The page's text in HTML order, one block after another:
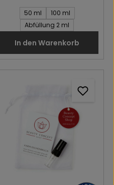
Inhalt des Artikel:
50 ml
100 ml
Abfüllung 2 ml
In den Warenkorb